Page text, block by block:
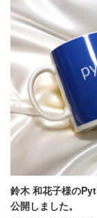
鈴木 和花子様の
公開しました。